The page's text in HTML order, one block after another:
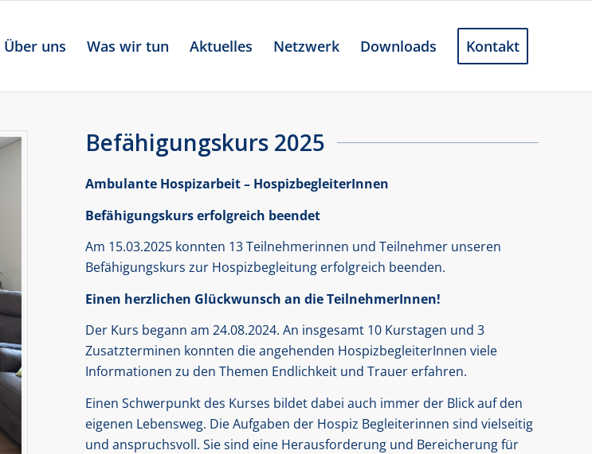
Über uns Was wir tun Aktuelles Netzwerk Downloads Kontakt
Befähigungskurs 2025
Ambulante Hospizarbeit – HospizbegleiterInnen
Befähigungskurs erfolgreich beendet
Am 15.03.2025 konnten 13 Teilnehmerinnen und Teilnehmer unseren
Befähigungskurs zur Hospizbegleitung erfolgreich beenden.
Einen herzlichen Glückwunsch an die TeilnehmerInnen!
Der Kurs begann am 24.08.2024. An insgesamt 10 Kurstagen und 3
Zusatzterminen konnten die angehenden HospizbegleiterInnen viele
Informationen zu den Themen Endlichkeit und Trauer erfahren.
Einen Schwerpunkt des Kurses bildet dabei auch immer der Blick auf den
eigenen Lebensweg. Die Aufgaben der Hospiz Begleiterinnen sind vielseitig
und anspruchsvoll. Sie sind eine Herausforderung und Bereicherung für